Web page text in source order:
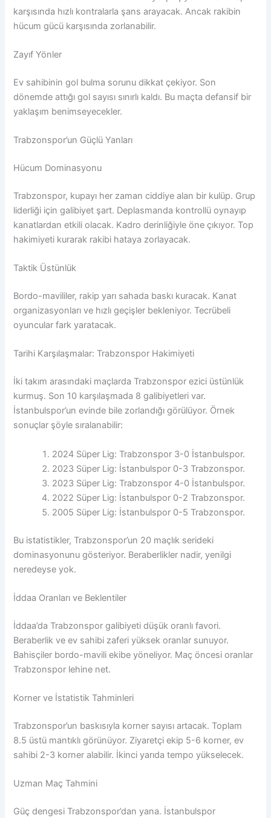
karşısında hızlı kontralarla şans arayacak. Ancak rakibin
hücum gücü karşısında zorlanabilir.
Zayıf Yönler
Ev sahibinin gol bulma sorunu dikkat çekiyor. Son
dönemde attığı gol sayısı sınırlı kaldı. Bu maçta defansif bir
yaklaşım benimseyecekler.
Trabzonspor’un Güçlü Yanları
Hücum Dominasyonu
Trabzonspor, kupayı her zaman ciddiye alan bir kulüp. Grup
liderliği için galibiyet şart. Deplasmanda kontrollü oynayıp
kanatlardan etkili olacak. Kadro derinliğiyle öne çıkıyor. Top
hakimiyeti kurarak rakibi hataya zorlayacak.
Taktik Üstünlük
Bordo-mavililer, rakip yarı sahada baskı kuracak. Kanat
organizasyonları ve hızlı geçişler bekleniyor. Tecrübeli
oyuncular fark yaratacak.
Tarihi Karşılaşmalar: Trabzonspor Hakimiyeti
İki takım arasındaki maçlarda Trabzonspor ezici üstünlük
kurmuş. Son 10 karşılaşmada 8 galibiyetleri var.
İstanbulspor’un evinde bile zorlandığı görülüyor. Örnek
sonuçlar şöyle sıralanabilir:
2024 Süper Lig: Trabzonspor 3-0 İstanbulspor.
2023 Süper Lig: İstanbulspor 0-3 Trabzonspor.
2023 Süper Lig: Trabzonspor 4-0 İstanbulspor.
2022 Süper Lig: İstanbulspor 0-2 Trabzonspor.
2005 Süper Lig: İstanbulspor 0-5 Trabzonspor.
Bu istatistikler, Trabzonspor’un 20 maçlık serideki
dominasyonunu gösteriyor. Beraberlikler nadir, yenilgi
neredeyse yok.
İddaa Oranları ve Beklentiler
İddaa’da Trabzonspor galibiyeti düşük oranlı favori.
Beraberlik ve ev sahibi zaferi yüksek oranlar sunuyor.
Bahisçiler bordo-mavili ekibe yöneliyor. Maç öncesi oranlar
Trabzonspor lehine net.
Korner ve İstatistik Tahminleri
Trabzonspor’un baskısıyla korner sayısı artacak. Toplam
8.5 üstü mantıklı görünüyor. Ziyaretçi ekip 5-6 korner, ev
sahibi 2-3 korner alabilir. İkinci yarıda tempo yükselecek.
Uzman Maç Tahmini
Güç dengesi Trabzonspor’dan yana. İstanbulspor